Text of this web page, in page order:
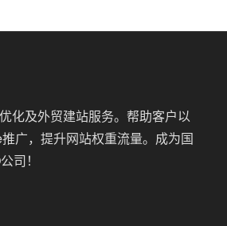
化及外贸建站服务。帮助客户以
广，提升网站权重流量。成为国
司！